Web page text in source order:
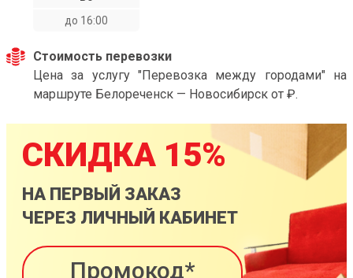
до 16:00
Стоимость перевозки
Цена за услугу "Перевозка между городами" на
маршруте Белореченск — Новосибирск от ₽.
СКИДКА 15%
НА ПЕРВЫЙ ЗАКАЗ
ЧЕРЕЗ ЛИЧНЫЙ КАБИНЕТ
Промокод*